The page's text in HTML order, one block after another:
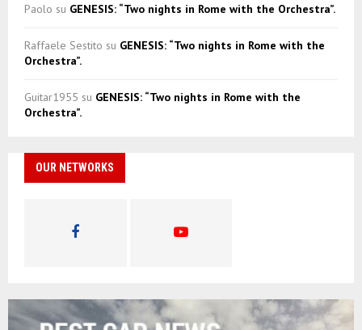
Paolo su GENESIS: “Two nights in Rome with the Orchestra”.
Raffaele Sestito su GENESIS: “Two nights in Rome with the
Orchestra”.
Guitar1955 su GENESIS: “Two nights in Rome with the
Orchestra”.
OUR NETWORKS